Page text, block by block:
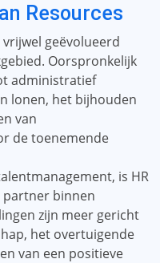
Resources
geëvolueerd
Oorspronkelijk
administratief
lonen, het bijhouden
van
de toenemende
is HR
partner binnen
zijn meer gericht
het overtuigende
van een positieve